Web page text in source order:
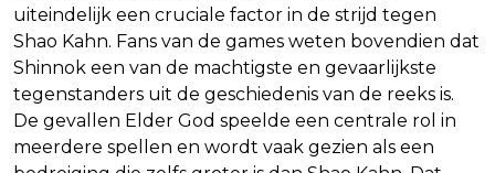
uiteindelijk een cruciale factor in de strijd tegen
Shao Kahn. Fans van de games weten bovendien dat
Shinnok een van de machtigste en gevaarlijkste
tegenstanders uit de geschiedenis van de reeks is.
De gevallen Elder God speelde een centrale rol in
meerdere spellen en wordt vaak gezien als een